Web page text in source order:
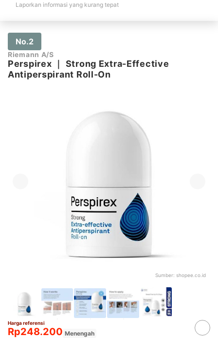
Laporkan informasi yang kurang tepat
No.2
Riemann A/S
Perspirex ｜ Strong Extra-Effective
Antiperspirant Roll-On
Sumber: shopee.co.id
Harga referensi
Rp248.200 Menengah